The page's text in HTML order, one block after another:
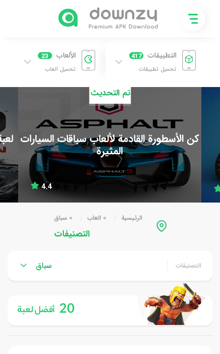
التطبيقات 417
تحميل تطبيقات
الألعاب 23
تحميل العاب
تم التحديث
كن الأسطورة القادمة لألعاب سباقات السيارات
المثيرة
4.4
الرئيسية » العاب » سباق
التصنيفات
التصنيفات سباق
20 أفضل لعبة